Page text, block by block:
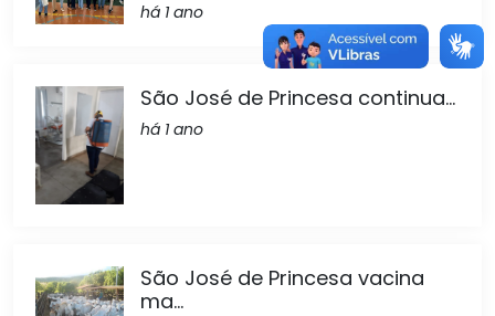
há 1 ano
São José de Princesa continua...
há 1 ano
São José de Princesa vacina
ma...